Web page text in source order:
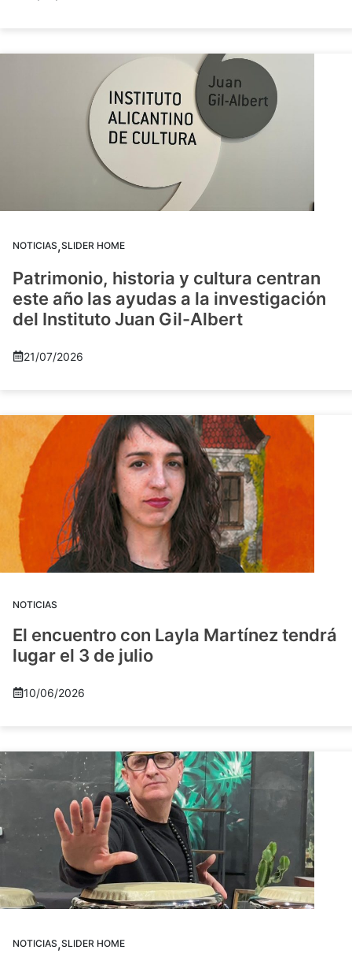
NOTICIAS,SLIDER HOME
Patrimonio, historia y cultura centran
este año las ayudas a la investigación
del Instituto Juan Gil-Albert
21/07/2026
NOTICIAS
El encuentro con Layla Martínez tendrá
lugar el 3 de julio
10/06/2026
NOTICIAS,SLIDER HOME